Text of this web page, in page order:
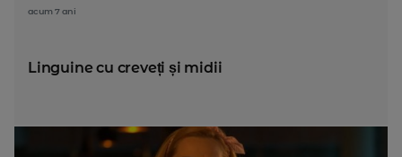
acum 7 ani
Linguine cu creveți și midii